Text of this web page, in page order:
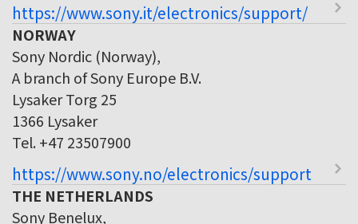
https://www.sony.it/electronics/support/
NORWAY
Sony Nordic (Norway),
A branch of Sony Europe B.V.
Lysaker Torg 25
1366 Lysaker
Tel. +47 23507900
https://www.sony.no/electronics/support
THE NETHERLANDS
Sony Benelux,